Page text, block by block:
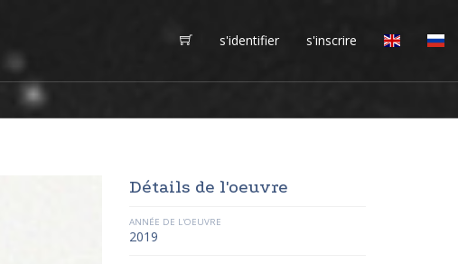
s'identifier s'inscrire
Détails de l'oeuvre
ANNÉE DE L'OEUVRE
2019